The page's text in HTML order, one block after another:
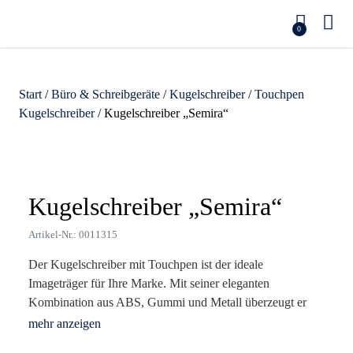
0
Start /Büro & Schreibgeräte /Kugelschreiber/Touchpen
Kugelschreiber/ Kugelschreiber „Semira“
Kugelschreiber „Semira“
Artikel-Nr.: 0011315
Der Kugelschreiber mit Touchpen ist der ideale
Imageträger für Ihre Marke. Mit seiner eleganten
Kombination aus ABS, Gummi und Metall überzeugt er
nicht nur durch seine hochwertige Verarbeitung, sondern